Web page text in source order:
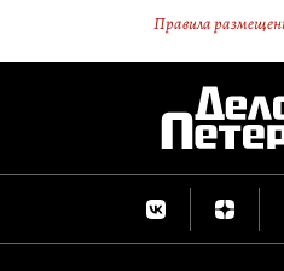
Правила